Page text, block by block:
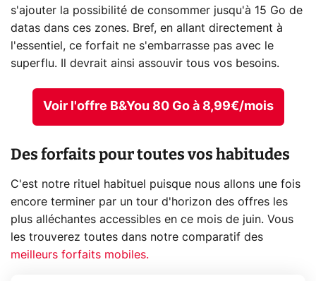
s'ajouter la possibilité de consommer jusqu'à 15 Go de
datas dans ces zones. Bref, en allant directement à
l'essentiel, ce forfait ne s'embarrasse pas avec le
superflu. Il devrait ainsi assouvir tous vos besoins.
Voir l'offre B&You 80 Go à 8,99€/mois
Des forfaits pour toutes vos habitudes
C'est notre rituel habituel puisque nous allons une fois
encore terminer par un tour d'horizon des offres les
plus alléchantes accessibles en ce mois de juin. Vous
les trouverez toutes dans notre comparatif des
meilleurs forfaits mobiles.